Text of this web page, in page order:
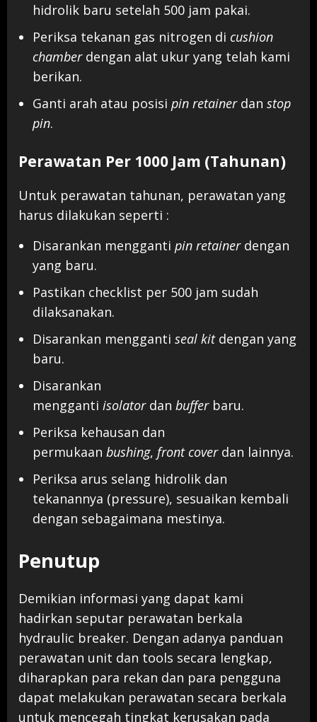
hidrolik baru setelah 500 jam pakai.
Periksa tekanan gas nitrogen di cushion
chamberdengan alat ukur yang telah kami
berikan.
Ganti arah atau posisi pin retainerdan stop
pin.
Perawatan Per 1000 Jam (Tahunan)
Untuk perawatan tahunan, perawatan yang
harus dilakukan seperti :
Disarankan mengganti pin retainerdengan
yang baru.
Pastikan checklist per 500 jam sudah
dilaksanakan.
Disarankan mengganti seal kitdengan yang
baru.
Disarankan
mengganti isolatordan bufferbaru.
Periksa kehausan dan
permukaan bushing, front coverdan lainnya.
Periksa arus selang hidrolik dan
tekanannya (pressure), sesuaikan kembali
dengan sebagaimana mestinya.
Penutup
Demikian informasi yang dapat kami
hadirkan seputar perawatan berkala
hydraulic breaker. Dengan adanya panduan
perawatan unit dan tools secara lengkap,
diharapkan para rekan dan para pengguna
dapat melakukan perawatan secara berkala
untuk mencegah tingkat kerusakan pada